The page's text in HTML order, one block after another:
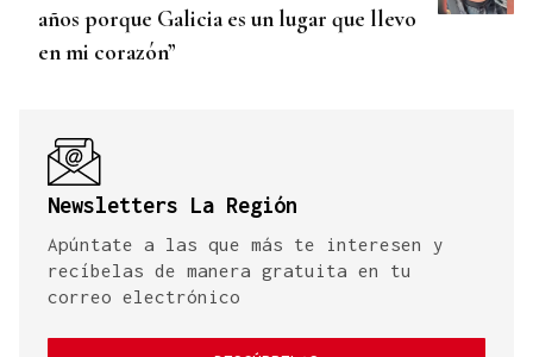
años porque Galicia es un lugar que llevo
en mi corazón”
Newsletters La Región
Apúntate a las que más te interesen y
recíbelas de manera gratuita en tu
correo electrónico